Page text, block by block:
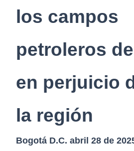
los campos
petroleros
en perjuicio
la región
Bogotá D.C. abril 28 de